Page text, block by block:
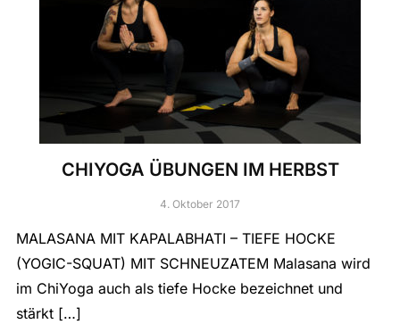
CHIYOGA ÜBUNGEN IM HERBST
4. Oktober 2017
MALASANA MIT KAPALABHATI – TIEFE HOCKE
(YOGIC-SQUAT) MIT SCHNEUZATEM Malasana wird
im ChiYoga auch als tiefe Hocke bezeichnet und
stärkt […]